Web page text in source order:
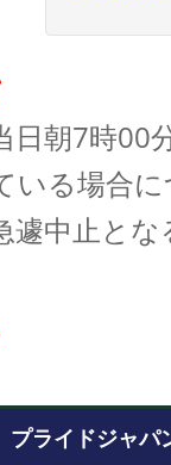
朝7時00
る場合
中止とな
プライドジャパ